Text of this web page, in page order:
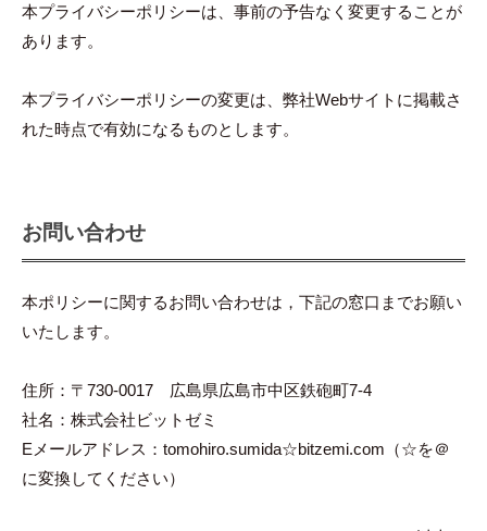
本プライバシーポリシーは、事前の予告なく変更することが
あります。
本プライバシーポリシーの変更は、弊社Webサイトに掲載さ
れた時点で有効になるものとします。
お問い合わせ
本ポリシーに関するお問い合わせは，下記の窓口までお願い
いたします。
住所：〒730-0017 広島県広島市中区鉄砲町7-4
社名：株式会社ビットゼミ
Eメールアドレス：tomohiro.sumida☆bitzemi.com（☆を＠
に変換してください）